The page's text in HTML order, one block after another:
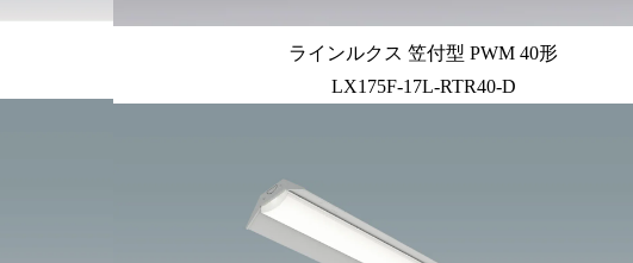
ラインルクス 笠付型 PWM 40形
LX175F-17L-RTR40-D